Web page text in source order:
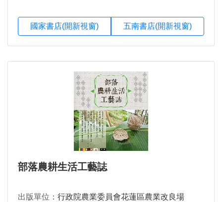
國家書店(開新視窗) 五南書店(開新視窗)
部落農耕生活工藝誌
出版單位： 行政院農業委員會花蓮區農業改良場